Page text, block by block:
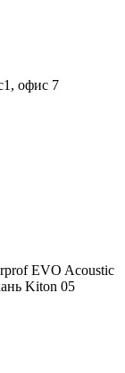
офис 7
EVO Acoustic
Kiton 05